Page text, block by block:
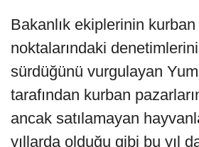
Bakanlık ekiplerinin
noktalarındaki
sürdüğünü vurgulayan
tarafından kurban
ancak satılamayan
yıllarda olduğu gibi bu yıl